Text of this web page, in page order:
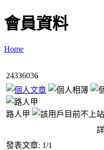
會員資料
Home
24336036
路人甲
發表文章: 1/1